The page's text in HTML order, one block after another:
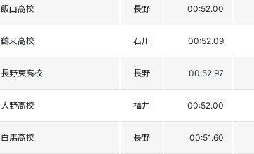
飯山高校 長野 00:52.00
鶴来高校 石川 00:52.09
長野東高校 長野 00:52.97
大野高校 福井 00:52.00
白馬高校 長野 00:51.60